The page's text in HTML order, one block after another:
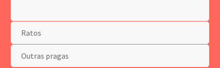
Ratos
Outras pragas